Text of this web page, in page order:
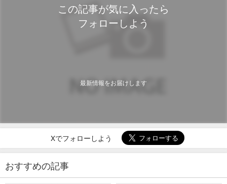
この記事が気に入ったら
フォローしよう
最新情報をお届けします
Xでフォローしよう
おすすめの記事